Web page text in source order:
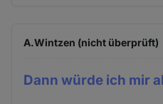
A.Wintzen (nicht überprüft)
Dann würde ich mir